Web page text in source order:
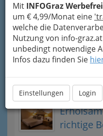
Mit INFOGraz Werbefrei
um € 4,99/Monat eine
welche die
Nutzung von info-
unbedingt notwendige
Infos dazu finden Sie
Einstellungen Login
Der Lehrberuf
Die wohl klügsten
den Handel sagen
News und
richtige